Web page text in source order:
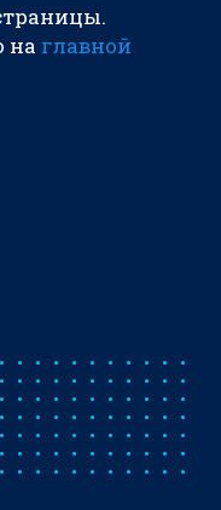
на главной